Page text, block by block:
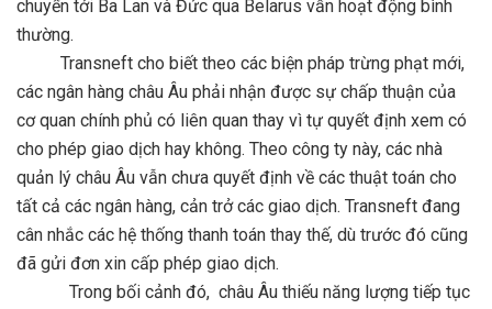
chuyển tới Ba Lan và Đức qua Belarus vẫn hoạt động bình
thường.
Transneft cho biết theo các biện pháp trừng phạt mới,
các ngân hàng châu Âu phải nhận được sự chấp thuận của
cơ quan chính phủ có liên quan thay vì tự quyết định xem có
cho phép giao dịch hay không. Theo công ty này, các nhà
quản lý châu Âu vẫn chưa quyết định về các thuật toán cho
tất cả các ngân hàng, cản trở các giao dịch. Transneft đang
cân nhắc các hệ thống thanh toán thay thế, dù trước đó cũng
đã gửi đơn xin cấp phép giao dịch.
Trong bối cảnh đó, châu Âu thiếu năng lượng tiếp tục